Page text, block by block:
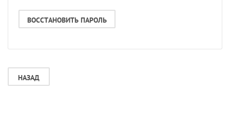
ВОССТАНОВИТЬ ПАРОЛЬ
НАЗАД